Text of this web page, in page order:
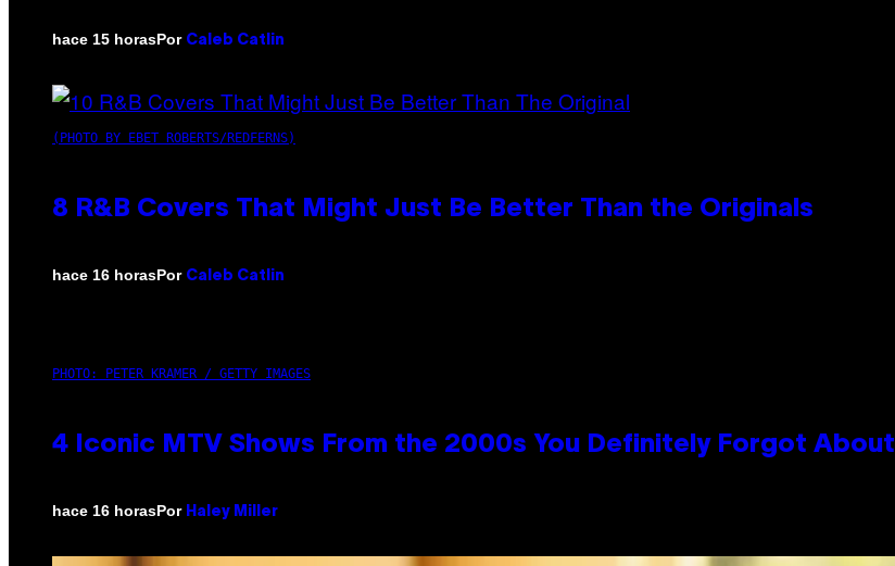
hace 15 horasPor Caleb Catlin
(PHOTO BY EBET ROBERTS/REDFERNS)
8 R&B Covers That Might Just Be Better Than the Originals
hace 16 horasPor Caleb Catlin
PHOTO: PETER KRAMER / GETTY IMAGES
4 Iconic MTV Shows From the 2000s You Definitely Forgot About
hace 16 horasPor Haley Miller